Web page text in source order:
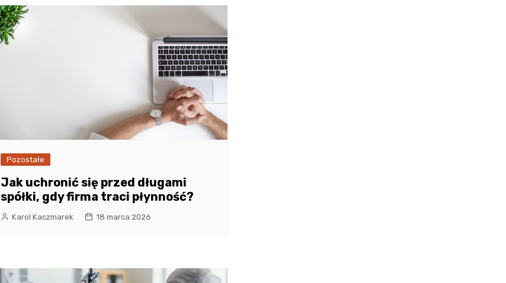
Pozostałe
Jak uchronić się przed długami
spółki, gdy firma traci płynność?
Karol Kaczmarek 18 marca 2026